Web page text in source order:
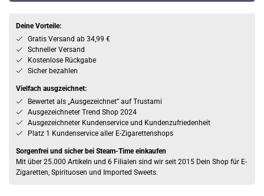
Deine Vorteile:
Gratis Versand ab 34,99 €
Schneller Versand
Kostenlose Rückgabe
Sicher bezahlen
Vielfach ausgzeichnet:
Bewertet als „Ausgezeichnet” auf Trustami
Ausgezeichneter Trend Shop 2024
Ausgezeichneter Kundenservice und Kundenzufriedenheit
Platz 1 Kundenservice aller E-Zigarettenshops
Sorgenfrei und sicher bei Steam-Time einkaufen
Mit über 25.000 Artikeln und 6 Filialen sind wir seit 2015 Dein Shop für E-
Zigaretten, Spirituosen und Imported Sweets.